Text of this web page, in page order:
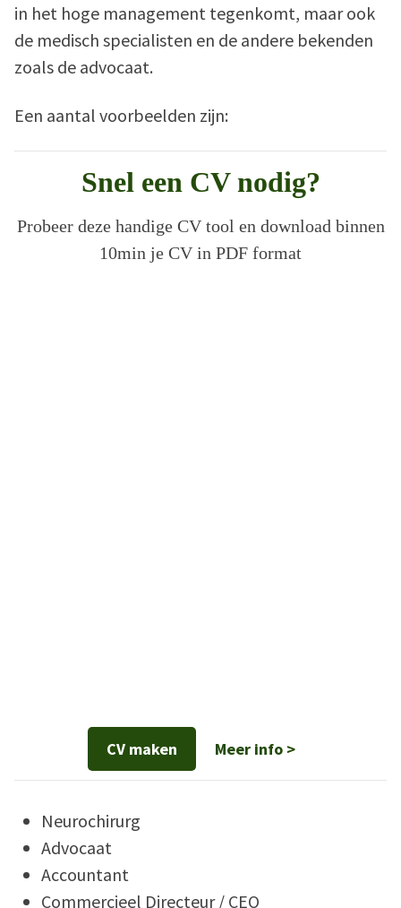
in het hoge management tegenkomt, maar ook
de medisch specialisten en de andere bekenden
zoals de advocaat.
Een aantal voorbeelden zijn:
Snel een CV nodig?
Probeer deze handige CV tool en download binnen
10min je CV in PDF format
CV maken Meer info >
Neurochirurg
Advocaat
Accountant
Commercieel Directeur / CEO